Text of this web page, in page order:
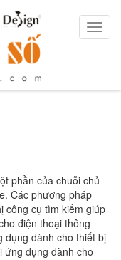
phần của chuỗi chủ
Các phương pháp
công cụ tìm kiếm giúp
điện thoại thông
dụng dành cho thiết bị
ứng dụng dành cho